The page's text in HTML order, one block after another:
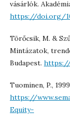
vásárlók.
https://doi.org/
Törőcsik, M. &
Mintázatok,
Budapest. https://
Tuominen, P.,
https://
Equity-